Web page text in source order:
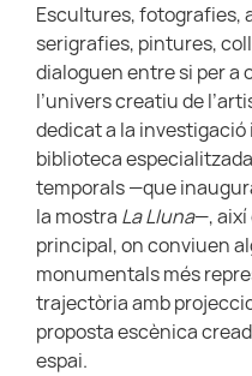
Escultures, fotografies,
serigrafies, pintures,
dialoguen entre si per a
l’univers creatiu de
dedicat a la
biblioteca
temporals —que
la mostra La Lluna—, així
principal, on conviuen
monumentals més
trajectòria amb
proposta escènica
espai.